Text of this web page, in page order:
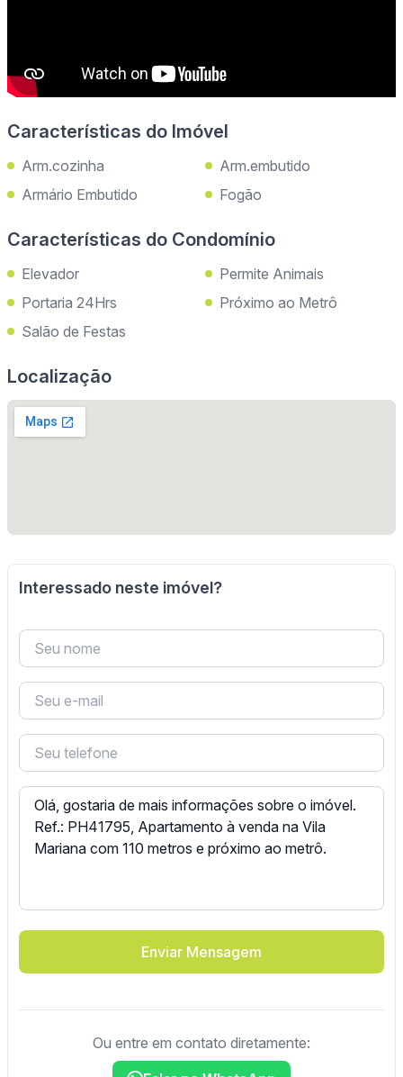
Características do Imóvel
Arm.cozinha
Arm.embutido
Armário Embutido
Fogão
Características do Condomínio
Elevador
Permite Animais
Portaria 24Hrs
Próximo ao Metrô
Salão de Festas
Localização
Interessado neste imóvel?
Enviar Mensagem
Ou entre em contato diretamente: